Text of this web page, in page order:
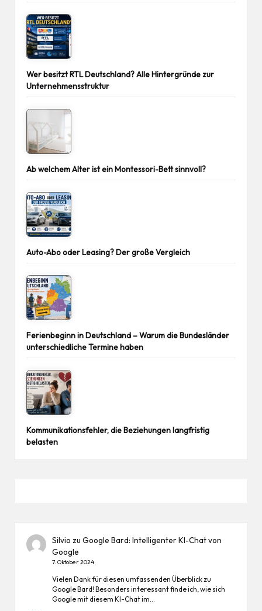
Wer besitzt RTL Deutschland? Alle Hintergründe zur
Unternehmensstruktur
Ab welchem Alter ist ein Montessori-Bett sinnvoll?
Auto-Abo oder Leasing? Der große Vergleich
Ferienbeginn in Deutschland – Warum die Bundesländer
unterschiedliche Termine haben
Kommunikationsfehler, die Beziehungen langfristig
belasten
Silvio zuGoogle Bard: Intelligenter KI-Chat von
Google
7. Oktober 2024
Vielen Dank für diesen umfassenden Überblick zu
Google Bard! Besonders interessant finde ich, wie sich
Google mit diesem KI-Chat im…